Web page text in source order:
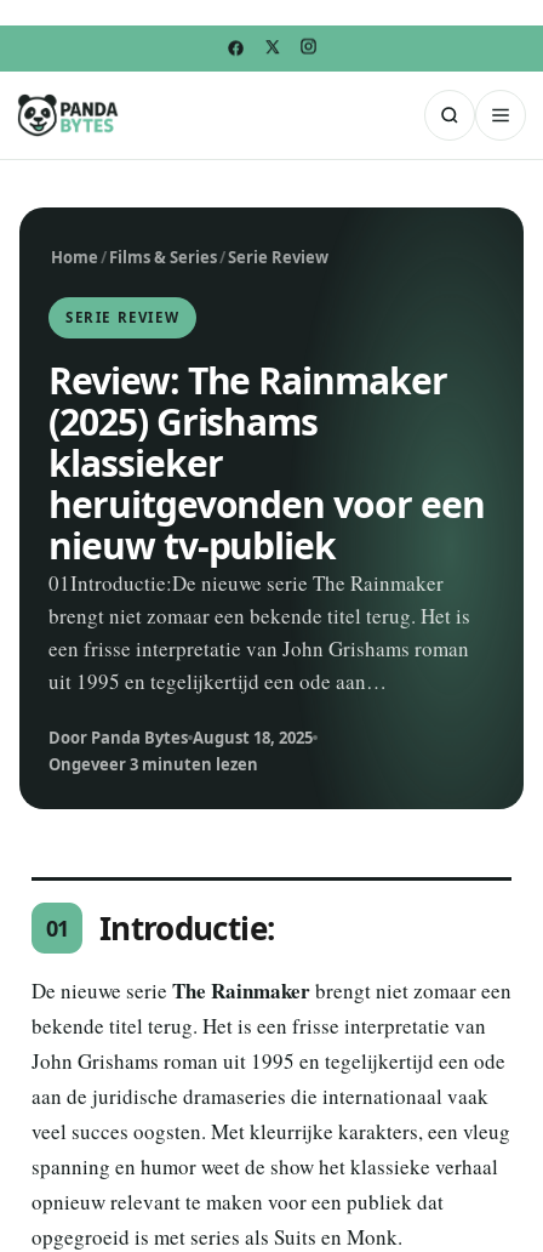
Home/Films & Series/Serie Review
SERIE REVIEW
Review: The Rainmaker
(2025) Grishams
klassieker
heruitgevonden voor een
nieuw tv-publiek
01Introductie:De nieuwe serie The Rainmaker
brengt niet zomaar een bekende titel terug. Het is
een frisse interpretatie van John Grishams roman
uit 1995 en tegelijkertijd een ode aan…
Door Panda Bytes August 18, 2025
Ongeveer 3 minuten lezen
01 Introductie:
De nieuwe serie The Rainmakerbrengt niet zomaar een
bekende titel terug. Het is een frisse interpretatie van
John Grishams roman uit 1995 en tegelijkertijd een ode
aan de juridische dramaseries die internationaal vaak
veel succes oogsten. Met kleurrijke karakters, een vleug
spanning en humor weet de show het klassieke verhaal
opnieuw relevant te maken voor een publiek dat
opgegroeid is met series als Suits en Monk.